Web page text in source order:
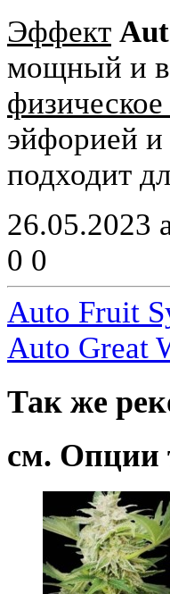
Эффект
мощный и
эйфорией
подходит
26.05.2023
0 0
Auto Fruit
Auto Great
Так же
см. Опции